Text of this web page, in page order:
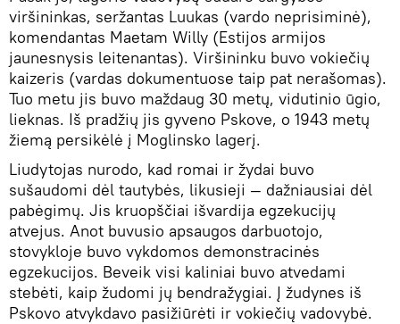
viršininkas, seržantas Luukas (vardo neprisiminė),
komendantas Maetam Willy (Estijos armijos
jaunesnysis leitenantas). Viršininku buvo vokiečių
kaizeris (vardas dokumentuose taip pat nerašomas).
Tuo metu jis buvo maždaug 30 metų, vidutinio ūgio,
lieknas. Iš pradžių jis gyveno Pskove, o 1943 metų
žiemą persikėlė į Moglinsko lagerį.
Liudytojas nurodo, kad romai ir žydai buvo
sušaudomi dėl tautybės, likusieji — dažniausiai dėl
pabėgimų. Jis kruopščiai išvardija egzekucijų
atvejus. Anot buvusio apsaugos darbuotojo,
stovykloje buvo vykdomos demonstracinės
egzekucijos. Beveik visi kaliniai buvo atvedami
stebėti, kaip žudomi jų bendražygiai. Į žudynes iš
Pskovo atvykdavo pasižiūrėti ir vokiečių vadovybė.